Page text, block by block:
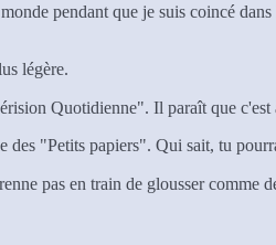
pendant que je suis coincé
légère.
Quotidienne". Il paraît que c'est
des "Petits papiers". Qui sait, tu
pas en train de glousser comme